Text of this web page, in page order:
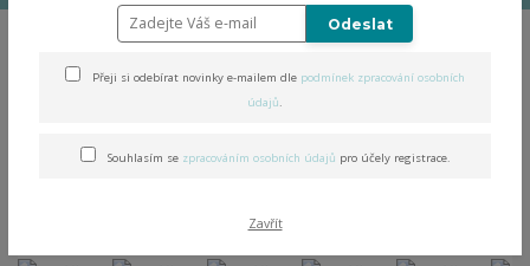
XL Hřejivý podsedáček zimní
(zapínání na gumu)
Odeslat
Přeji si odebírat novinky e-mailem dle podmínek zpracování osobních
údajů.
Souhlasím se zpracováním osobních údajů pro účely registrace.
Zavřít